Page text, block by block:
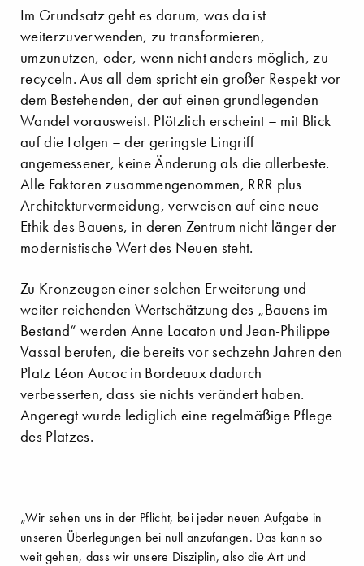
Im Grundsatz geht es darum, was da ist
weiterzuverwenden, zu transformieren,
umzunutzen, oder, wenn nicht anders möglich, zu
recyceln. Aus all dem spricht ein großer Respekt vor
dem Bestehenden, der auf einen grundlegenden
Wandel vorausweist. Plötzlich erscheint – mit Blick
auf die Folgen – der geringste Eingriff
angemessener, keine Änderung als die allerbeste.
Alle Faktoren zusammengenommen, RRR plus
Architekturvermeidung, verweisen auf eine neue
Ethik des Bauens, in deren Zentrum nicht länger der
modernistische Wert des Neuen steht.
Zu Kronzeugen einer solchen Erweiterung und
weiter reichenden Wertschätzung des „Bauens im
Bestand“ werden Anne Lacaton und Jean-Philippe
Vassal berufen, die bereits vor sechzehn Jahren den
Platz Léon Aucoc in Bordeaux dadurch
verbesserten, dass sie nichts verändert haben.
Angeregt wurde lediglich eine regelmäßige Pflege
des Platzes.
„Wir sehen uns in der Pflicht, bei jeder neuen Aufgabe in
unseren Überlegungen bei null anzufangen. Das kann so
weit gehen, dass wir unsere Disziplin, also die Art und